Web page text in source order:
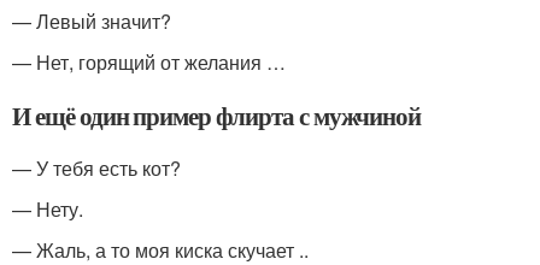
— Левый значит?
— Нет, горящий от желания …
И ещё один пример флирта с мужчиной
— У тебя есть кот?
— Нету.
— Жаль, а то моя киска скучает ..